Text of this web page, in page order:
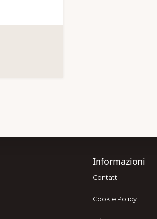
Informazioni
Contatti
Cookie Policy